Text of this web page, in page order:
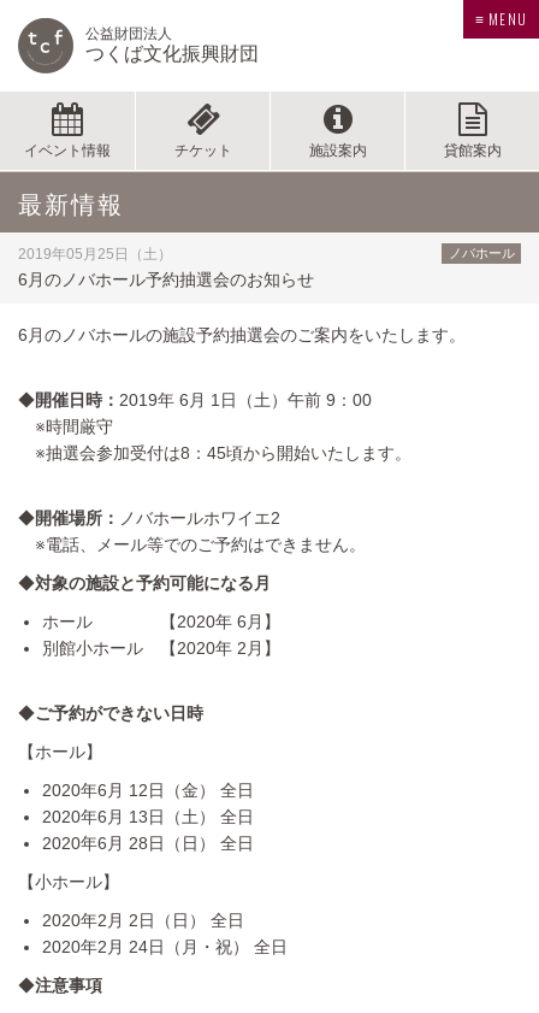
公益財団法人
つくば文化振興財団
≡ MENU
イベント情報 チケット 施設案内 貸館案内
最新情報
2019年05月25日（土） ノバホール
6月のノバホール予約抽選会のお知らせ
6月のノバホールの施設予約抽選会のご案内をいたします。
◆開催日時： 2019年 6月 1日（土）午前 9：00
※時間厳守
※抽選会参加受付は8：45頃から開始いたします。
◆開催場所： ノバホールホワイエ2
※電話、メール等でのご予約はできません。
◆対象の施設と予約可能になる月
ホール 【2020年 6月】
別館小ホール 【2020年 2月】
◆ご予約ができない日時
【ホール】
2020年6月 12日（金） 全日
2020年6月 13日（土） 全日
2020年6月 28日（日） 全日
【小ホール】
2020年2月 2日（日） 全日
2020年2月 24日（月・祝） 全日
◆注意事項